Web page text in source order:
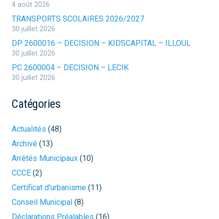
4 août 2026
TRANSPORTS SCOLAIRES 2026/2027
30 juillet 2026
DP 2600016 – DECISION – KIDSCAPITAL – ILLOUL
30 juillet 2026
PC 2600004 – DECISION – LECIK
30 juillet 2026
Catégories
Actualités (48)
Archivé (13)
Arrêtés Municipaux (10)
CCCE (2)
Certificat d'urbanisme (11)
Conseil Municipal (8)
Déclarations Préalables (16)